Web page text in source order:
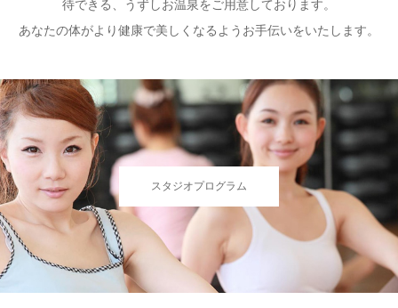
待できる、うずしお温泉をご用意しております。
あなたの体がより健康で美しくなるようお手伝いをいたします。
スタジオプログラム